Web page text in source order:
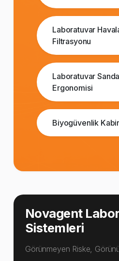
Laboratuvar
Filtrasyonu
Laboratuvar
Ergonomisi
Biyogüvenlik
Novagent
Sistemleri
Görünmeyen Riske,